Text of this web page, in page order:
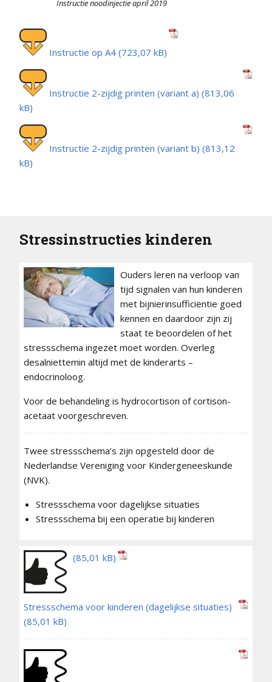
Instructie noodinjectie april 2019
Instructie op A4
Instructie 2-zijdig printen (variant a)
Instructie 2-zijdig printen (variant b)
Stressinstructies kinderen
Ouders leren na verloop van
tijd signalen van hun kinderen
met bijnierinsufficiëntie goed
kennen en daardoor zijn zij
staat te beoordelen of het
stressschema ingezet moet worden. Overleg
desalniettemin altijd met de kinderarts –
endocrinoloog.
Voor de behandeling is hydrocortison of cortison-
acetaat voorgeschreven.
Twee stressschema’s zijn opgesteld door de
Nederlandse Vereniging voor Kindergeneeskunde
(NVK).
Stressschema voor dagelijkse situaties
Stressschema bij een operatie bij kinderen
Stressschema voor kinderen (dagelijkse situaties)